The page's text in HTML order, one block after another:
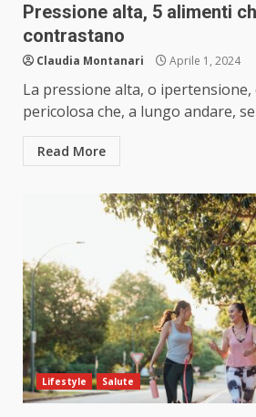
Pressione alta, 5 alimenti
contrastano
Claudia Montanari Aprile 1, 2024
La pressione alta, o ipertensione,
pericolosa che, a lungo andare,
Read More
Lifestyle Salute